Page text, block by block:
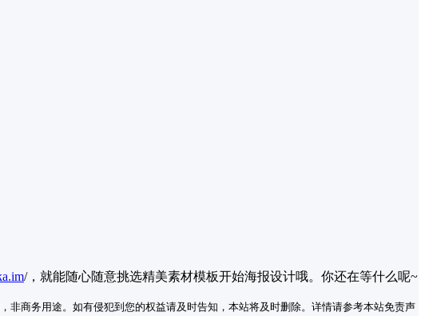
/，就能随心随意挑选精美素材模板开始海报设计哦。你还在等什么呢~
商务用途。如有侵犯到您的权益请及时告知，本站将及时删除。详情请参考本站免责声